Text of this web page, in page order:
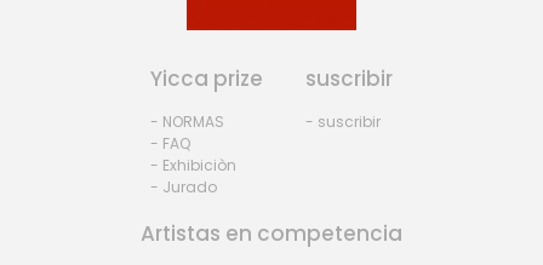
Yicca prize
- NORMAS
- FAQ
- Exhibiciòn
- Jurado
suscribir
- suscribir
Artistas en competencia